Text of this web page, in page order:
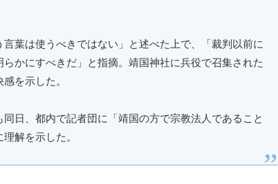
葉は使うべきではない」と述べた上で、「裁判以前に
かにすべきだ」と指摘。靖国神社に兵役で召集された
を示した。
日、都内で記者団に「靖国の方で宗教法人であること
解を示した。